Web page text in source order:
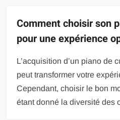
Comment choisir son
pour une expérience
L’acquisition d’un piano de
peut transformer votre
Cependant, choisir le bon
étant donné la diversité des